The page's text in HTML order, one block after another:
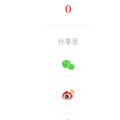
0
分享至